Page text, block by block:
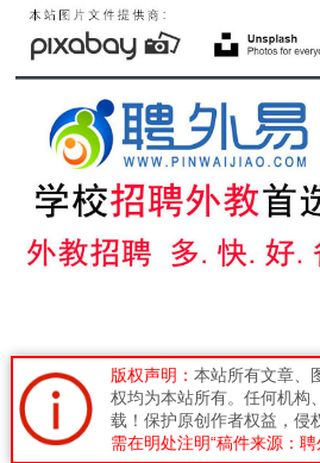
版权声明： 本站所有文章、
权均为本站所有。任何机构
载！保护原创作者权益，侵
需在明处注明“稿件来源：聘